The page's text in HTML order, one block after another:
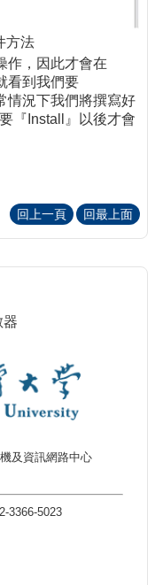
方法
作，因此才會在
看到我們要
情況下我們將撰寫好
『Install』以後才會
回上一頁
回最上面
及資訊網路中心
3366-5023